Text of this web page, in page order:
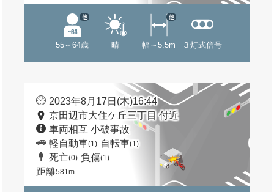
55～64歳
他
晴 幅～5.5m
他
３灯式信号
2023年8月17日(木)16:44
京田辺市大住ケ丘三丁目 付近
車両相互 小破事故
軽自動車(1) 自転車(1)
死亡(0) 負傷(1)
距離581m